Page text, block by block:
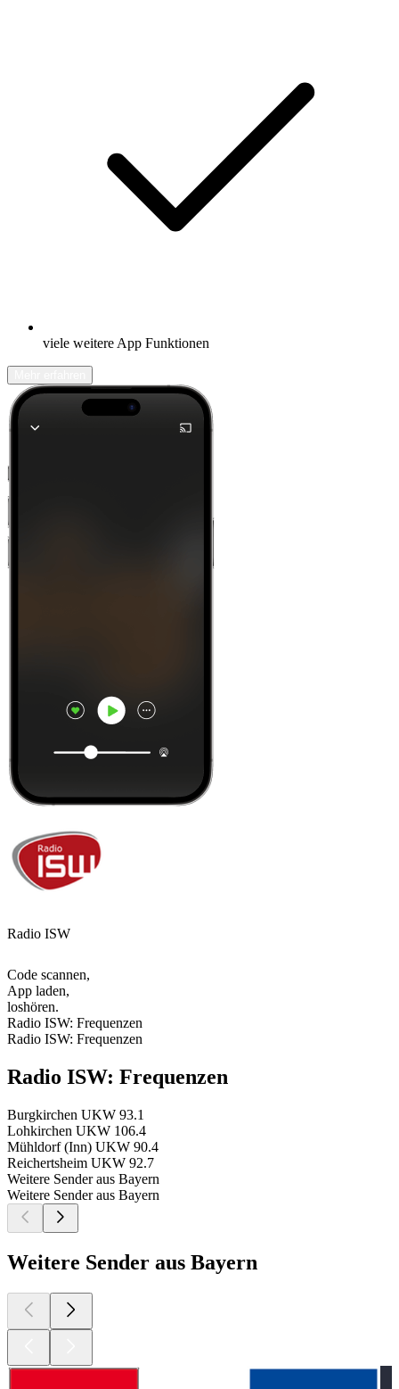
viele weitere App Funktionen
Radio ISW
Code scannen,
App laden,
loshören.
Radio ISW: Frequenzen
Radio ISW: Frequenzen
Radio ISW: Frequenzen
Burgkirchen UKW 93.1
Lohkirchen UKW 106.4
Mühldorf (Inn) UKW 90.4
Reichertsheim UKW 92.7
Weitere Sender aus Bayern
Weitere Sender aus Bayern
Weitere Sender aus Bayern